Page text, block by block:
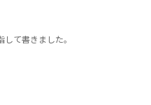
て書きました。